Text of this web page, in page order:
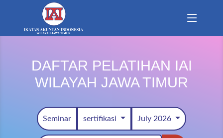
DAFTAR PELATIHAN IAI
WILAYAH JAWA TIMUR
Seminar sertifikasi July 2026